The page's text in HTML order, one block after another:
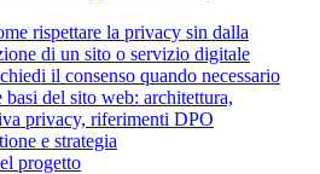
rispettare la privacy sin dalla
di un sito o servizio digitale
il consenso quando necessario
basi del sito web: architettura,
privacy, riferimenti DPO
e strategia
progetto